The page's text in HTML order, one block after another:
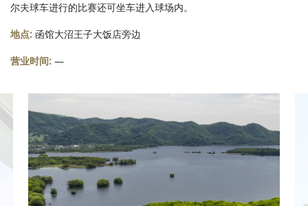
尔夫球车进行的比赛还可坐车进入球场内。
地点: 函馆大沼王子大饭店旁边
营业时间: —